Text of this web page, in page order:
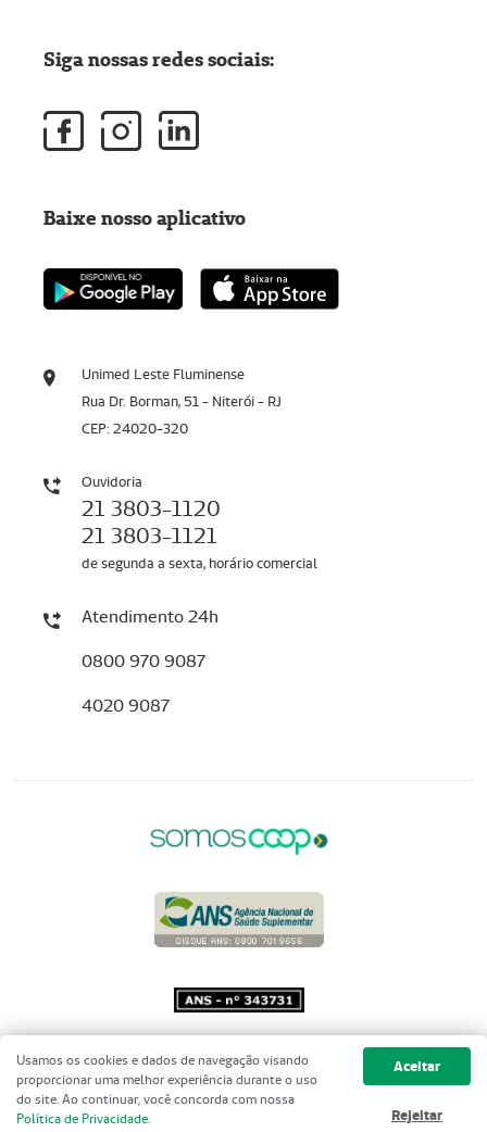
Unimed Leste Fluminense
Rua Dr. Borman, 51 - Niterói - RJ
CEP: 24020-320
Ouvidoria
21 3803-1120
21 3803-1121
de segunda a sexta, horário comercial
Atendimento 24h
0800 970 9087
4020 9087
Siga nossas redes sociais:
Baixe nosso aplicativo
Copyright 2001 - 2026 Unimed do
Brasil - Todos os direitos reservados
Usamos os cookies e dados de navegação visando
proporcionar uma melhor experiência durante o uso
do site. Ao continuar, você concorda com nossa
Política de Privacidade.
Aceitar
Rejeitar